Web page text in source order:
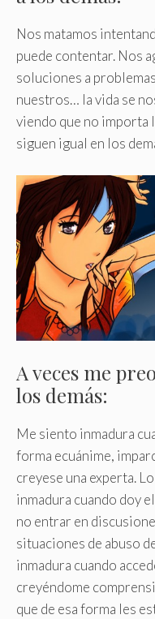
Nos matamos
puede contentar. Nos
soluciones a
nuestros… la vida se
viendo que no importa
siguen igual en los
A veces me
los demás:
Me siento inmadura
forma ecuánime,
creyese una experta.
inmadura cuando doy
no entrar en
situaciones de abuso
inmadura cuando
creyéndome
que de esa forma les